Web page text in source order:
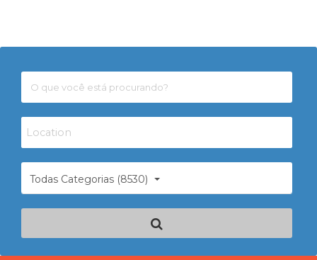
Todas Categorias (8530)